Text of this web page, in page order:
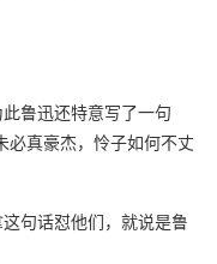
鲁迅还特意写了一句
必真豪杰，怜子如何不丈
句话怼他们，就说是鲁